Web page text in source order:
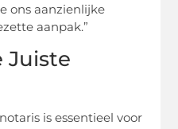
ons aanzienlijke
aanpak.”
Juiste
is essentieel voor